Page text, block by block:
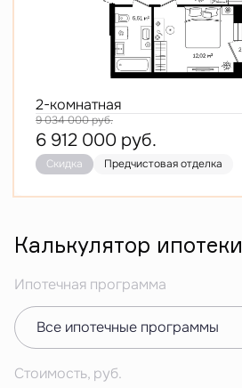
2-комнатная
9 034 000руб.
6 912 000 руб.
Скидка Предчистовая отделка
Калькулятор ипотеки
Ипотечная программа
Все ипотечные программы
Стоимость, руб.